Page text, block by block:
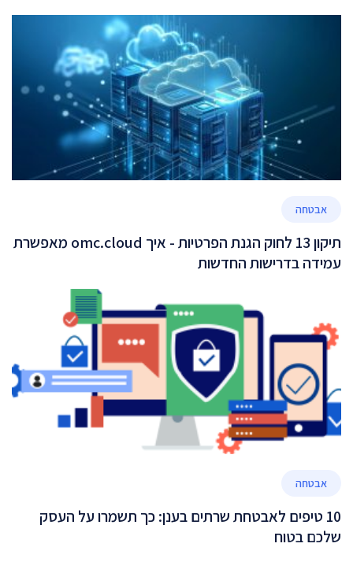
אבטחה
תיקון 13 לחוק הגנת הפרטיות - איך omc.cloud מאפשרת
עמידה בדרישות החדשות
אבטחה
10 טיפים לאבטחת שרתים בענן: כך תשמרו על העסק
שלכם בטוח